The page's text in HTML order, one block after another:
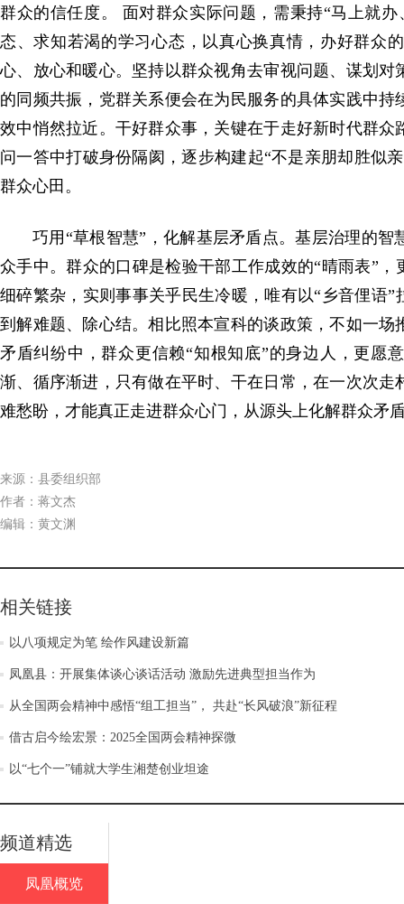
群众的信任度。 面对群众实际问题，需秉持“马上就
态、求知若渴的学习心态，以真心换真情，办好群众
心、放心和暖心。坚持以群众视角去审视问题、谋划
的同频共振，党群关系便会在为民服务的具体实践中
效中悄然拉近。干好群众事，关键在于走好新时代群
问一答中打破身份隔阂，逐步构建起“不是亲朋却胜似
群众心田。
巧用“草根智慧”，化解基层矛盾点。基层治理的
众手中。群众的口碑是检验干部工作成效的“晴雨表”
细碎繁杂，实则事事关乎民生冷暖，唯有以“乡音俚语
到解难题、除心结。相比照本宣科的谈政策，不如一
矛盾纠纷中，群众更信赖“知根知底”的身边人，更愿
渐、循序渐进，只有做在平时、干在日常，在一次次
难愁盼，才能真正走进群众心门，从源头上化解群众矛
来源：县委组织部
作者：蒋文杰
编辑：黄文渊
相关链接
以八项规定为笔 绘作风建设新篇
凤凰县：开展集体谈心谈话活动 激励先进典型担当作为
从全国两会精神中感悟“组工担当”， 共赴“长风破浪”新征程
借古启今绘宏景：2025全国两会精神探微
以“七个一”铺就大学生湘楚创业坦途
频道精选
凤凰概览